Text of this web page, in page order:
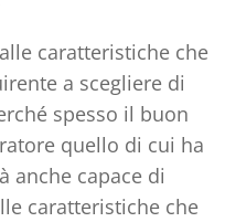
caratteristiche che
a scegliere di
spesso il buon
quello di cui ha
anche capace di
caratteristiche che